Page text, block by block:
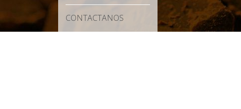
CONTACTANOS